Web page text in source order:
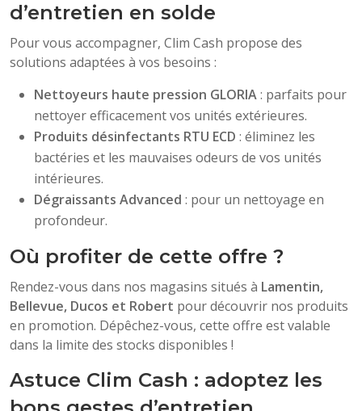
d’entretien en solde
Pour vous accompagner, Clim Cash propose des
solutions adaptées à vos besoins :
Nettoyeurs haute pression GLORIA: parfaits pour
nettoyer efficacement vos unités extérieures.
Produits désinfectants RTU ECD : éliminez les
bactéries et les mauvaises odeurs de vos unités
intérieures.
Dégraissants Advanced : pour un nettoyage en
profondeur.
Où profiter de cette offre ?
Rendez-vous dans nos magasins situés à Lamentin,
Bellevue, Ducos et Robert pour découvrir nos produits
en promotion. Dépêchez-vous, cette offre est valable
dans la limite des stocks disponibles !
Astuce Clim Cash : adoptez les